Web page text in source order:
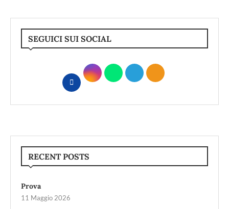
SEGUICI SUI SOCIAL
RECENT POSTS
Prova
11 Maggio 2026